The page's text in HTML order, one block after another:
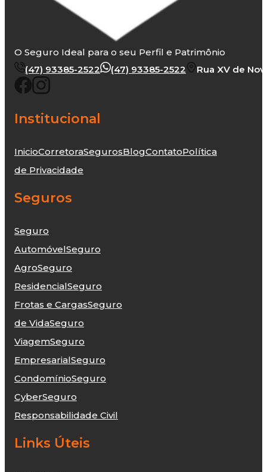
O Seguro Ideal para o seu Perfil e Patrimônio
(47) 93385-2522
(47) 93385-2522 Rua XV de
Institucional
InicioCorretoraSegurosBlogContatoPolítica
de Privacidade
Seguros
Seguro
AutomóvelSeguro
AgroSeguro
ResidencialSeguro
Frotas e CargasSeguro
de VidaSeguro
ViagemSeguro
EmpresarialSeguro
CondomínioSeguro
CyberSeguro
Responsabilidade Civil
Links Úteis